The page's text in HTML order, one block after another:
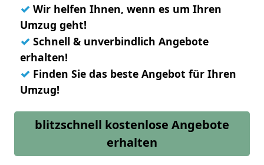
✓ Wir helfen Ihnen, wenn es um Ihren
Umzug geht!
✓ Schnell & unverbindlich Angebote
erhalten!
✓ Finden Sie das beste Angebot für Ihren
Umzug!
blitzschnell kostenlose Angebote
erhalten